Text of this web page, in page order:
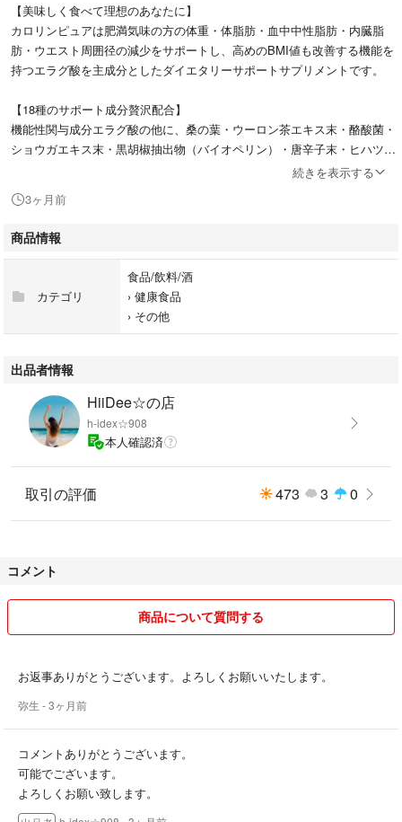
【美味しく食べて理想のあなたに】
カロリンピュアは肥満気味の方の体重・体脂肪・血中中性脂肪・内臓脂
肪・ウエスト周囲径の減少をサポートし、高めのBMI値も改善する機能を
持つエラグ酸を主成分としたダイエタリーサポートサプリメントです。
【18種のサポート成分贅沢配合】
機能性関与成分エラグ酸の他に、桑の葉・ウーロン茶エキス末・酪酸菌・
ショウガエキス末・黒胡椒抽出物（バイオペリン）・唐辛子末・ヒハツエ
キス末・コンブチャ・L-カルニチン・難消化性デキストリン・イヌリンな
【やさしさにこだわった17種の無添加】
毎日の習慣だからこそこだわった17種の無添加。着色料、香料、保存料、
防腐剤、甘味料、調味料、乳化剤、安定剤、動物由来原料、漂白剤、防カ
ビ剤、発色剤、膨張剤、苦味料、光沢剤、酸味料、増粘安定剤を無添加。
【国内GMP認定工場で製造】
産されています。すべての過程において「一定の品質」が保たれるように
【機能性表示食品届出表示】
本品にはエラグ酸が含まれています。エラグ酸は肥満気味の方の体重、体
脂肪、血中中性脂肪、内臓脂肪、ウエスト周囲径の減少をサポートし、高
めのBMI値の改善に役立つことが報告されています。（届出番号：J265）
【内容量】60粒（約30日分）18g
【お召し上がり方法】
1日2粒を目安に、水またはぬるま湯でお召し上がりください。
MADE IN JAPAN
#カロリンピュア #生姜エキス #機能性表示食品
#内臓脂肪 #体脂肪
続きを表示する
3ヶ月前
商品情報
カテゴリ
食品/飲料/酒
› 健康食品
› その他
出品者情報
HiiDee☆の店
h-idex☆908
本人確認済
取引の評価 473 3 0
コメント
商品について質問する
お返事ありがとうございます。よろしくお願いいたします。
弥生 - 3ヶ月前
コメントありがとうございます。
可能でございます。
よろしくお願い致します。